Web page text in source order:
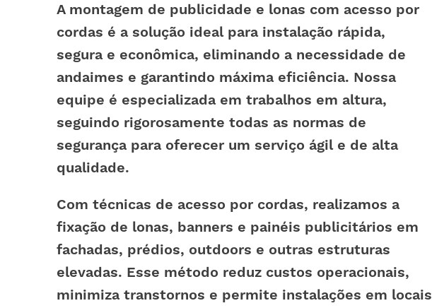
A montagem de publicidade e lonas com acesso por
cordas é a solução ideal para instalação rápida,
segura e econômica, eliminando a necessidade de
andaimes e garantindo máxima eficiência. Nossa
equipe é especializada em trabalhos em altura,
seguindo rigorosamente todas as normas de
segurança para oferecer um serviço ágil e de alta
qualidade.
Com técnicas de acesso por cordas, realizamos a
fixação de lonas, banners e painéis publicitários em
fachadas, prédios, outdoors e outras estruturas
elevadas. Esse método reduz custos operacionais,
minimiza transtornos e permite instalações em locais